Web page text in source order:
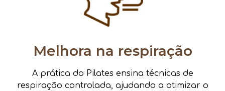
Melhora na respiração
A prática do Pilates ensina técnicas de
respiração controlada, ajudando a otimizar o